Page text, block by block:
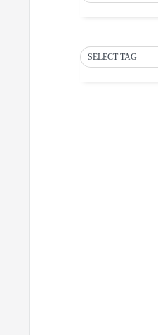
SELECT TAG